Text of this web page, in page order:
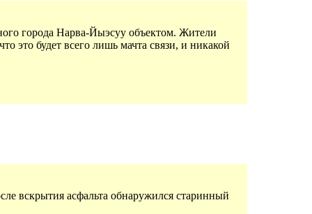
города Нарва-Йыэсуу объектом. Жители
это будет всего лишь мачта связи, и никакой
вскрытия асфальта обнаружился старинный